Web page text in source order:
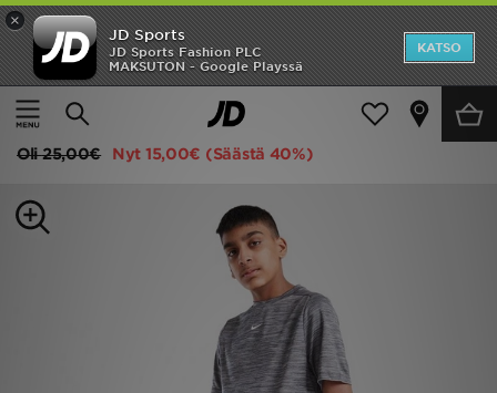
×
JD Sports
JD Sports Fashion PLC
MAKSUTON - Google Playssä
KATSO
Etusivu
Lapset Juniori Vaatteet (8-15-vuotiaat) Shortsit
Nike Shortsit Nuoret
Oli25,00€ Nyt 15,00€ (Säästä 40%)
Etusivu
Ale
Miehet